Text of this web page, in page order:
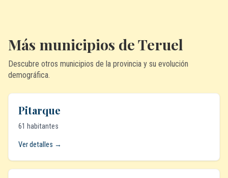
Más municipios de Teruel
Descubre otros municipios de la provincia y su evolución
demográfica.
Pitarque
61 habitantes
Ver detalles →